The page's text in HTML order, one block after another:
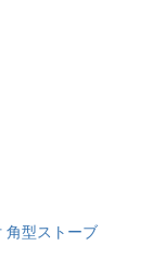
角型ストーブ